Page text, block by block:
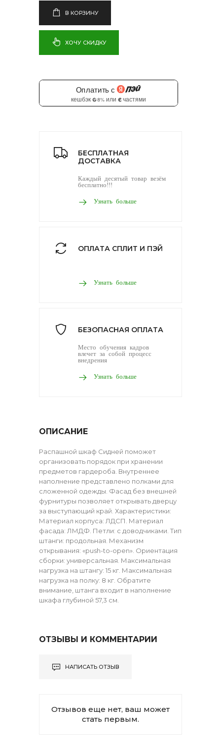
В КОРЗИНУ
ХОЧУ СКИДКУ
БЕСПЛАТНАЯ
ДОСТАВКА
Каждый десятый товар везём
бесплатно!!!
Узнать больше
ОПЛАТА СПЛИТ И ПЭЙ
Узнать больше
БЕЗОПАСНАЯ ОПЛАТА
Место обучения кадров
влечет за собой процесс
внедрения
Узнать больше
ОПИСАНИЕ
Распашной шкаф Сидней поможет
организовать порядок при хранении
предметов гардероба. Внутреннее
наполнение представлено полками для
сложенной одежды. Фасад без внешней
фурнитуры позволяет открывать дверцу
за выступающий край. Характеристики:
Материал корпуса: ЛДСП. Материал
фасада: ЛМДФ. Петли: с доводчиками. Тип
штанги: продольная. Механизм
открывания: «push-to-open». Ориентация
сборки: универсальная. Максимальная
нагрузка на штангу: 15 кг. Максимальная
нагрузка на полку: 8 кг. Обратите
внимание, штанга входит в наполнение
шкафа глубиной 57,3 см.
ОТЗЫВЫ И КОММЕНТАРИИ
НАПИСАТЬ ОТЗЫВ
Отзывов еще нет, ваш может
стать первым.